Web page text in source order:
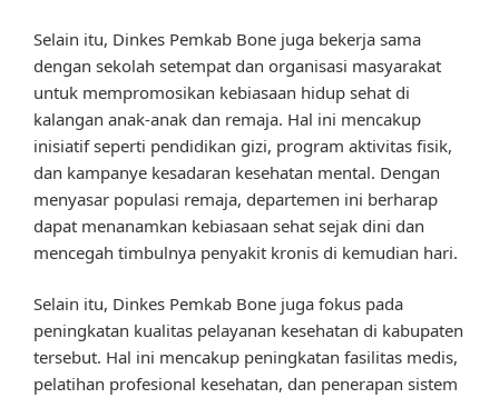
Selain itu, Dinkes Pemkab Bone juga bekerja sama
dengan sekolah setempat dan organisasi masyarakat
untuk mempromosikan kebiasaan hidup sehat di
kalangan anak-anak dan remaja. Hal ini mencakup
inisiatif seperti pendidikan gizi, program aktivitas fisik,
dan kampanye kesadaran kesehatan mental. Dengan
menyasar populasi remaja, departemen ini berharap
dapat menanamkan kebiasaan sehat sejak dini dan
mencegah timbulnya penyakit kronis di kemudian hari.
Selain itu, Dinkes Pemkab Bone juga fokus pada
peningkatan kualitas pelayanan kesehatan di kabupaten
tersebut. Hal ini mencakup peningkatan fasilitas medis,
pelatihan profesional kesehatan, dan penerapan sistem